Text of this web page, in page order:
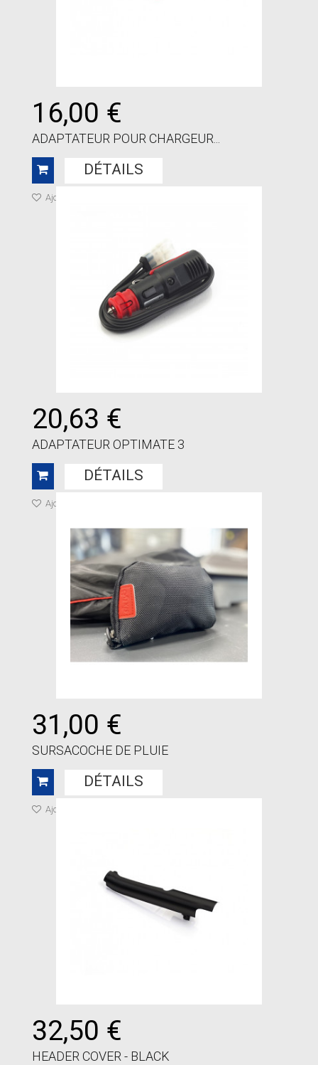
16,00 €
ADAPTATEUR POUR CHARGEUR...
DÉTAILS
Ajouter à ma liste de cadeaux
20,63 €
ADAPTATEUR OPTIMATE 3
DÉTAILS
Ajouter à ma liste de cadeaux
31,00 €
SURSACOCHE DE PLUIE
DÉTAILS
Ajouter à ma liste de cadeaux
32,50 €
HEADER COVER - BLACK